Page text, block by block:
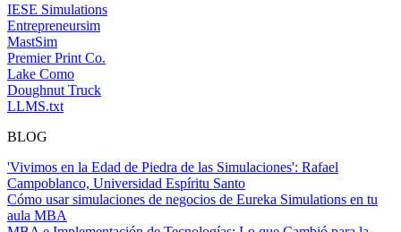
IESE Simulations
Entrepreneursim
MastSim
Premier Print Co.
Lake Como
Doughnut Truck
LLMS.txt
BLOG
'Vivimos en la Edad de Piedra de las Simulaciones': Rafael
Campoblanco, Universidad Espíritu Santo
Cómo usar simulaciones de negocios de Eureka Simulations en tu
aula MBA